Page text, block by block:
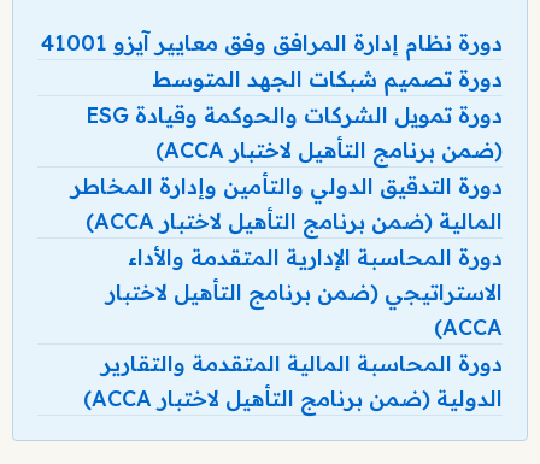
دورة نظام إدارة المرافق وفق معايير آيزو 41001
دورة تصميم شبكات الجهد المتوسط
دورة تمويل الشركات والحوكمة وقيادة ESG
(ضمن برنامج التأهيل لاختبار ACCA)
دورة التدقيق الدولي والتأمين وإدارة المخاطر
المالية (ضمن برنامج التأهيل لاختبار ACCA)
دورة المحاسبة الإدارية المتقدمة والأداء
الاستراتيجي (ضمن برنامج التأهيل لاختبار
ACCA)
دورة المحاسبة المالية المتقدمة والتقارير
الدولية (ضمن برنامج التأهيل لاختبار ACCA)